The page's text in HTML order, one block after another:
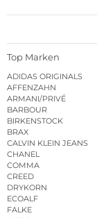
Top Marken
ADIDAS ORIGINALS
AFFENZAHN
ARMANI/PRIVÉ
BARBOUR
BIRKENSTOCK
BRAX
CALVIN KLEIN JEANS
CHANEL
COMMA
CREED
DRYKORN
ECOALF
FALKE